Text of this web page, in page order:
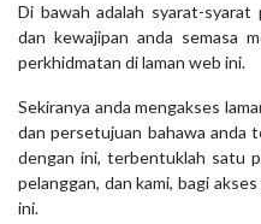
Di bawah adalah syarat-
dan kewajipan anda semasa
perkhidmatan di laman web ini.
Sekiranya anda mengakses
dan persetujuan bahawa anda
dengan ini, terbentuklah satu
pelanggan, dan kami, bagi
ini.